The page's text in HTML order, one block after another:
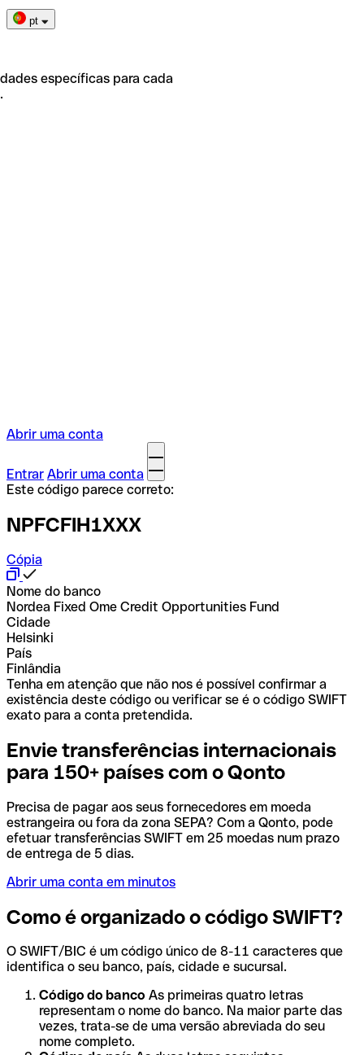
pt
específicas para cada
Abrir uma conta
Entrar Abrir uma conta
Este código parece correto:
NPFCFIH1XXX
Cópia
Nome do banco
Nordea Fixed Ome Credit Opportunities Fund
Cidade
Helsinki
País
Finlândia
Tenha em atenção que não nos é possível confirmar a
existência deste código ou verificar se é o código SWIFT
exato para a conta pretendida.
Envie transferências internacionais
para 150+ países com o Qonto
Precisa de pagar aos seus fornecedores em moeda
estrangeira ou fora da zona SEPA? Com a Qonto, pode
efetuar transferências SWIFT em 25 moedas num prazo
de entrega de 5 dias.
Abrir uma conta em minutos
Como é organizado o código SWIFT?
O SWIFT/BIC é um código único de 8-11 caracteres que
identifica o seu banco, país, cidade e sucursal.
Código do banco As primeiras quatro letras
representam o nome do banco. Na maior parte das
vezes, trata-se de uma versão abreviada do seu
nome completo.